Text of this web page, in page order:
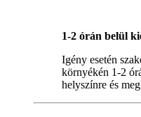
1-2 órán belül
Igény esetén
környékén 1-2
helyszínre és